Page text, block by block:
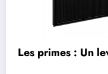
Les primes : Un